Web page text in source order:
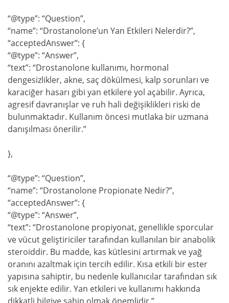
“@type”: “Question”,
“name”: “Drostanolone’un Yan Etkileri Nelerdir?”,
“acceptedAnswer”: {
“@type”: “Answer”,
“text”: “Drostanolone kullanımı, hormonal
dengesizlikler, akne, saç dökülmesi, kalp sorunları ve
karaciğer hasarı gibi yan etkilere yol açabilir. Ayrıca,
agresif davranışlar ve ruh hali değişiklikleri riski de
bulunmaktadır. Kullanım öncesi mutlaka bir uzmana
danışılması önerilir.”
},
“@type”: “Question”,
“name”: “Drostanolone Propionate Nedir?”,
“acceptedAnswer”: {
“@type”: “Answer”,
“text”: “Drostanolone propiyonat, genellikle sporcular
ve vücut geliştiriciler tarafından kullanılan bir anabolik
steroiddir. Bu madde, kas kütlesini artırmak ve yağ
oranını azaltmak için tercih edilir. Kısa etkili bir ester
yapısına sahiptir, bu nedenle kullanıcılar tarafından sık
sık enjekte edilir. Yan etkileri ve kullanımı hakkında